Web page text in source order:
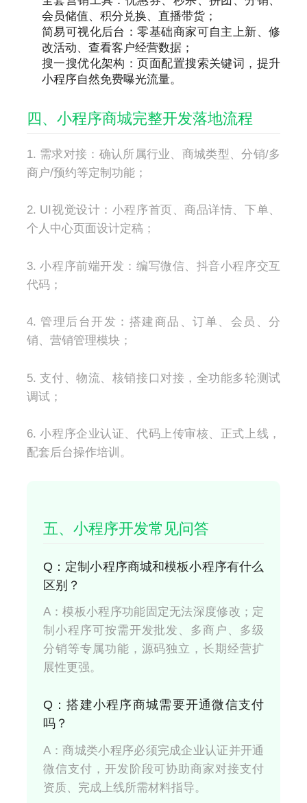
会员储值、积分兑换、直播带货；
简易可视化后台：零基础商家可自主上新、修
改活动、查看客户经营数据；
搜一搜优化架构：页面配置搜索关键词，提升
小程序自然免费曝光流量。
四、小程序商城完整开发落地流程
1. 需求对接：确认所属行业、商城类型、分销/多
商户/预约等定制功能；
2. UI视觉设计：小程序首页、商品详情、下单、
个人中心页面设计定稿；
3. 小程序前端开发：编写微信、抖音小程序交互
代码；
4. 管理后台开发：搭建商品、订单、会员、分
销、营销管理模块；
5. 支付、物流、核销接口对接，全功能多轮测试
调试；
6. 小程序企业认证、代码上传审核、正式上线，
配套后台操作培训。
五、小程序开发常见问答
Q：定制小程序商城和模板小程序有什么
区别？
A：模板小程序功能固定无法深度修改；定
制小程序可按需开发批发、多商户、多级
分销等专属功能，源码独立，长期经营扩
展性更强。
Q：搭建小程序商城需要开通微信支付
吗？
A：商城类小程序必须完成企业认证并开通
微信支付，开发阶段可协助商家对接支付
资质、完成上线所需材料指导。